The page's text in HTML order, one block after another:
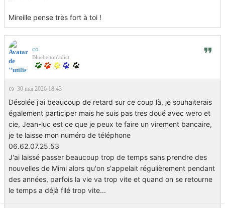
Mireille pense très fort à toi !
co
Bluebelton'adict
30 mai 2026 18:43
Désolée j'ai beaucoup de retard sur ce coup là, je souhaiterais
également participer mais he suis pas tres doué avec wero et
cie, Jean-luc est ce que je peux te faire un virement bancaire,
je te laisse mon numéro de téléphone
06.62.07.25.53
J'ai laissé passer beaucoup trop de temps sans prendre des
nouvelles de Mimi alors qu'on s'appelait régulièrement pendant
des années, parfois la vie va trop vite et quand on se retourne
le temps a déjà filé trop vite...